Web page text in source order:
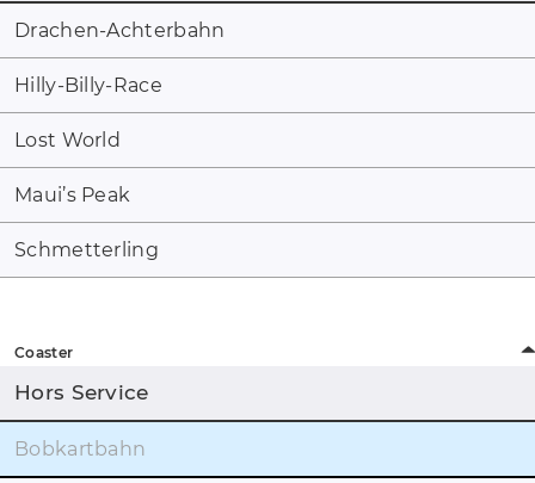
Drachen-Achterbahn
Hilly-Billy-Race
Lost World
Maui’s Peak
Schmetterling
Coaster
Hors Service
Bobkartbahn